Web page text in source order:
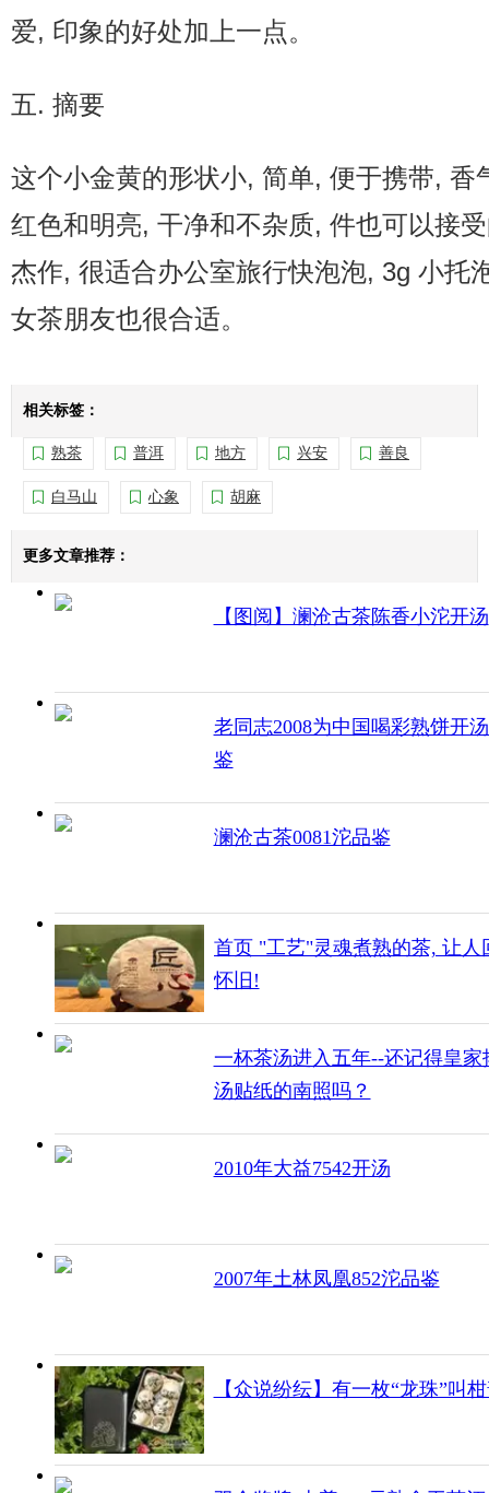
爱, 印象的好处加上一点。
五. 摘要
这个小金黄的形状小, 简单, 便于携带,
红色和明亮, 干净和不杂质, 件也可以接
杰作, 很适合办公室旅行快泡泡, 3g 小托
女茶朋友也很合适。
相关标签：
熟茶 普洱 地方 兴安 善良
白马山 心象 胡麻
更多文章推荐：
【图阅】澜沧古茶陈香小沱开汤
老同志2008为中国喝彩熟饼开
鉴
澜沧古茶0081沱品鉴
首页 "工艺"灵魂煮熟的茶, 让人
怀旧!
一杯茶汤进入五年--还记得皇家
汤贴纸的南照吗？
2010年大益7542开汤
2007年土林凤凰852沱品鉴
【众说纷纭】有一枚“龙珠”叫